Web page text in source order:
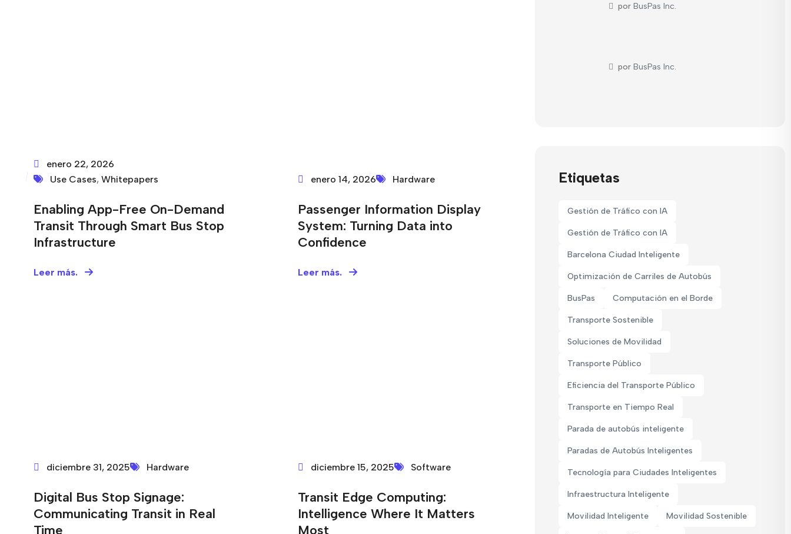
enero 22, 2026
Use Cases, Whitepapers
Enabling App-Free On-Demand
Transit Through Smart Bus Stop
Infrastructure
Leer más.
enero 14, 2026 Hardware
Passenger Information Display
System: Turning Data into
Confidence
Leer más.
diciembre 31, 2025 Hardware
Digital Bus Stop Signage:
Communicating Transit in Real
Time
diciembre 15, 2025 Software
Transit Edge Computing:
Intelligence Where It Matters
Most
por BusPas Inc.
por BusPas Inc.
Etiquetas
Gestión de Tráfico con IA
Gestión de Tráfico con IA
Barcelona Ciudad Inteligente
Optimización de Carriles de Autobús
BusPas Computación en el Borde
Transporte Sostenible
Soluciones de Movilidad
Transporte Público
Eficiencia del Transporte Público
Transporte en Tiempo Real
Parada de autobús inteligente
Paradas de Autobús Inteligentes
Tecnología para Ciudades Inteligentes
Infraestructura Inteligente
Movilidad Inteligente Movilidad Sostenible